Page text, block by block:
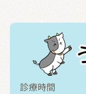
診療時間